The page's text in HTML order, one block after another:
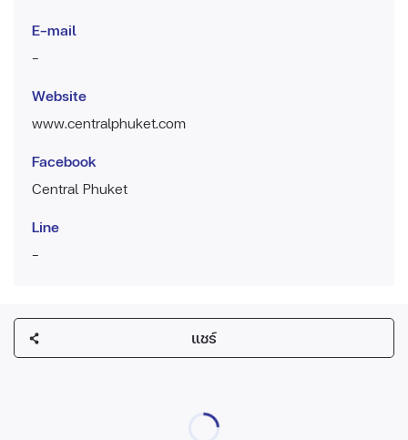
E-mail
-
Website
www.centralphuket.com
Facebook
Central Phuket
Line
-
แชร์